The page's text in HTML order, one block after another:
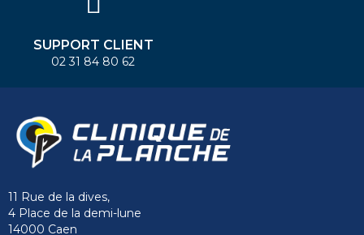
SUPPORT CLIENT
02 31 84 80 62
11 Rue de la dives,
4 Place de la demi-lune
14000 Caen